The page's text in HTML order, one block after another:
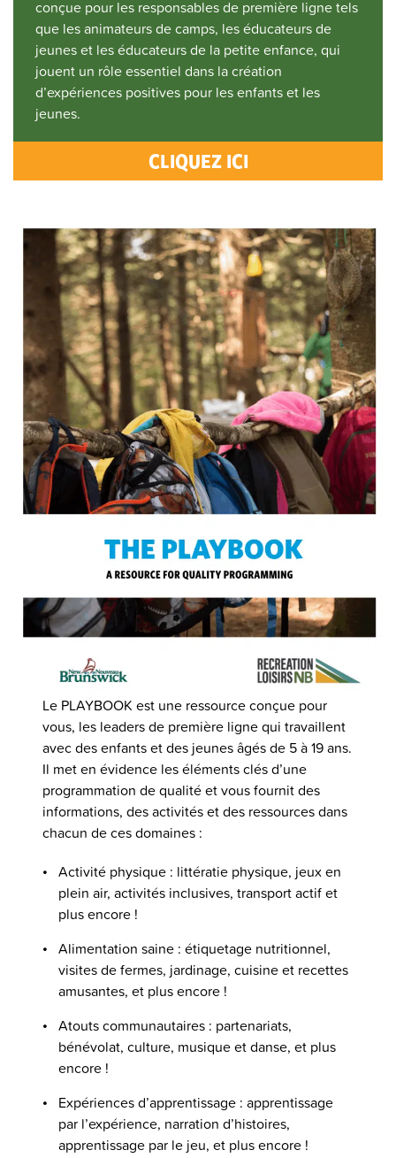
conçue pour les responsables de première ligne tels
que les animateurs de camps, les éducateurs de
jeunes et les éducateurs de la petite enfance, qui
jouent un rôle essentiel dans la création
d’expériences positives pour les enfants et les
jeunes.
CLIQUEZ ICI
Le PLAYBOOK est une ressource conçue pour
vous, les leaders de première ligne qui travaillent
avec des enfants et des jeunes âgés de 5 à 19 ans.
Il met en évidence les éléments clés d’une
programmation de qualité et vous fournit des
informations, des activités et des ressources dans
chacun de ces domaines :
Activité physique : littératie physique, jeux en
plein air, activités inclusives, transport actif et
plus encore !
Alimentation saine : étiquetage nutritionnel,
visites de fermes, jardinage, cuisine et recettes
amusantes, et plus encore !
Atouts communautaires : partenariats,
bénévolat, culture, musique et danse, et plus
encore !
Expériences d’apprentissage : apprentissage
par l’expérience, narration d’histoires,
apprentissage par le jeu, et plus encore !